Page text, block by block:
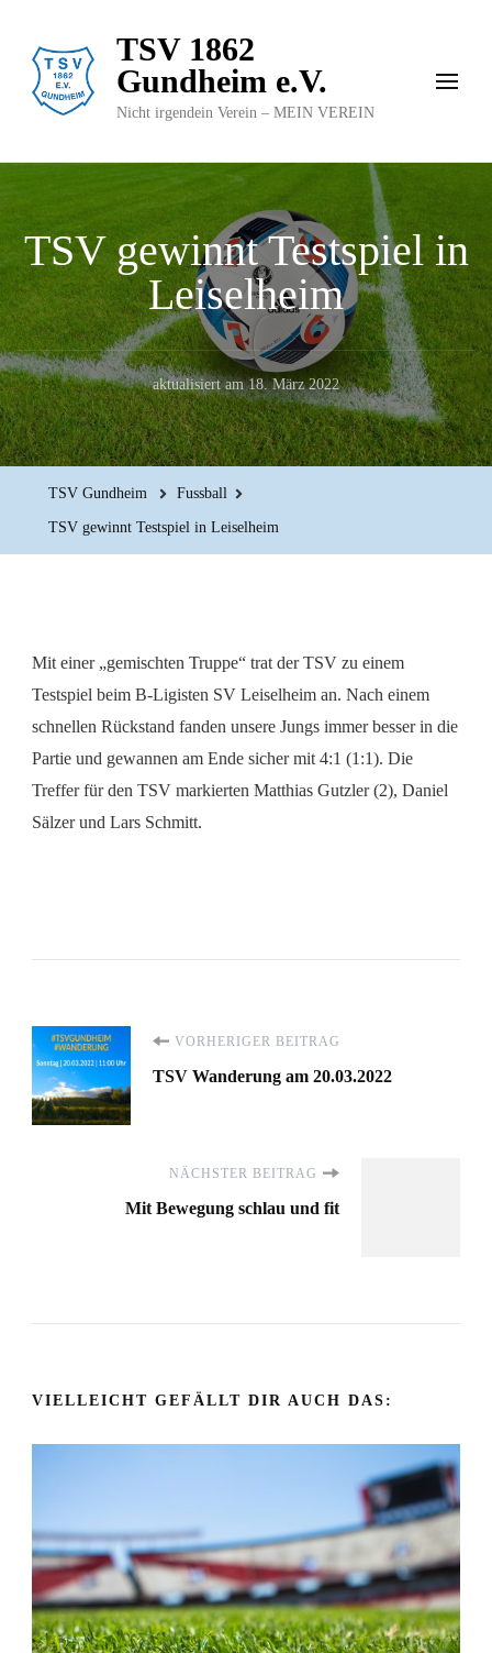
TSV 1862
Gundheim e.V.
Nicht irgendein Verein – MEIN VEREIN
TSV gewinnt Testspiel in
Leiselheim
aktualisiert am18. März 2022
TSV Gundheim Fussball
TSV gewinnt Testspiel in Leiselheim
Mit einer „gemischten Truppe“ trat der TSV zu einem
Testspiel beim B-Ligisten SV Leiselheim an. Nach einem
schnellen Rückstand fanden unsere Jungs immer besser in die
Partie und gewannen am Ende sicher mit 4:1 (1:1). Die
Treffer für den TSV markierten Matthias Gutzler (2), Daniel
Sälzer und Lars Schmitt.
Beitragsnavigation
VORHERIGER BEITRAG
TSV Wanderung am 20.03.2022
NÄCHSTER BEITRAG
Mit Bewegung schlau und fit
VIELLEICHT GEFÄLLT DIR AUCH DAS: